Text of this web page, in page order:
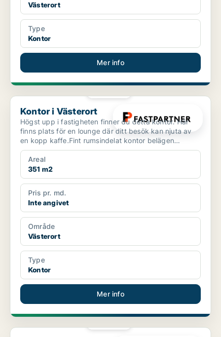
Västerort
Type
Kontor
Mer info
Kontor i Västerort
Kontor i Västerort
Högst upp i fastigheten finner du detta kontor. Här
finns plats för en lounge där ditt besök kan njuta av
en kopp kaffe.Fint rumsindelat kontor belägen
högst...
Areal
351 m2
Pris pr. md.
Inte angivet
Område
Västerort
Type
Kontor
Mer info
Kontor i Västerort